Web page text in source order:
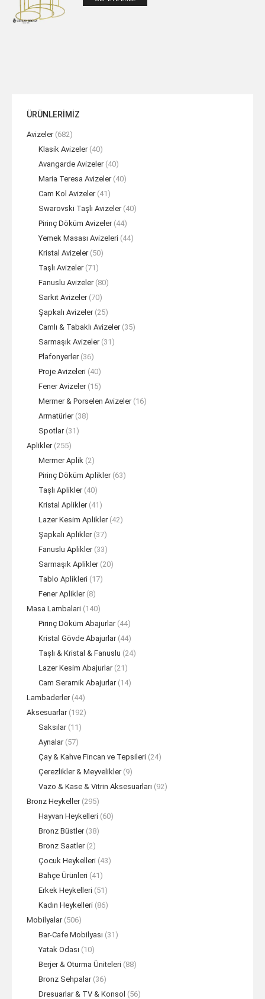
ÜRÜNLERİMİZ
Avizeler (682)
Klasik Avizeler (40)
Avangarde Avizeler (40)
Maria Teresa Avizeler (40)
Cam Kol Avizeler (41)
Swarovski Taşlı Avizeler (40)
Pirinç Döküm Avizeler (44)
Yemek Masası Avizeleri (44)
Kristal Avizeler (50)
Taşlı Avizeler (71)
Fanuslu Avizeler (80)
Sarkıt Avizeler (70)
Şapkalı Avizeler (25)
Camlı & Tabaklı Avizeler (35)
Sarmaşık Avizeler (31)
Plafonyerler (36)
Proje Avizeleri (40)
Fener Avizeler (15)
Mermer & Porselen Avizeler (16)
Armatürler (38)
Spotlar (31)
Aplikler (255)
Mermer Aplik (2)
Pirinç Döküm Aplikler (63)
Taşlı Aplikler (40)
Kristal Aplikler (41)
Lazer Kesim Aplikler (42)
Şapkalı Aplikler (37)
Fanuslu Aplikler (33)
Sarmaşık Aplikler (20)
Tablo Aplikleri (17)
Fener Aplikler (8)
Masa Lambalari (140)
Pirinç Döküm Abajurlar (44)
Kristal Gövde Abajurlar (44)
Taşlı & Kristal & Fanuslu (24)
Lazer Kesim Abajurlar (21)
Cam Seramik Abajurlar (14)
Lambaderler (44)
Aksesuarlar (192)
Saksılar (11)
Aynalar (57)
Çay & Kahve Fincan ve Tepsileri (24)
Çerezlikler & Meyvelikler (9)
Vazo & Kase & Vitrin Aksesuarları (92)
Bronz Heykeller (295)
Hayvan Heykelleri (60)
Bronz Büstler (38)
Bronz Saatler (2)
Çocuk Heykelleri (43)
Bahçe Ürünleri (41)
Erkek Heykelleri (51)
Kadın Heykelleri (86)
Mobilyalar (506)
Bar-Cafe Mobilyası (31)
Yatak Odası (10)
Berjer & Oturma Üniteleri (88)
Bronz Sehpalar (36)
Dresuarlar & TV & Konsol (56)